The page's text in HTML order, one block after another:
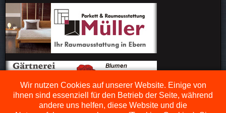
Wir nutzen Cookies auf unserer Website. Einige von
ihnen sind essenziell für den Betrieb der Seite, während
andere uns helfen, diese Website und die